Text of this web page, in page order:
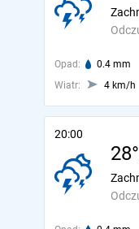
Opad: 0.4 mm
Wiatr:
4 km/h
20:00